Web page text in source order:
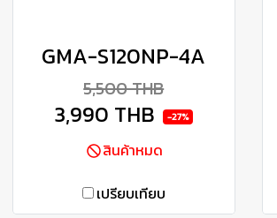
GMA-S120NP-4A
5,500 THB
3,990 THB -27%
สินค้าหมด
เปรียบเทียบ